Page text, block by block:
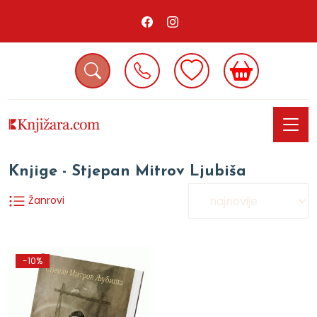
Knjige - Stjepan Mitrov Ljubiša
Žanrovi
-10%